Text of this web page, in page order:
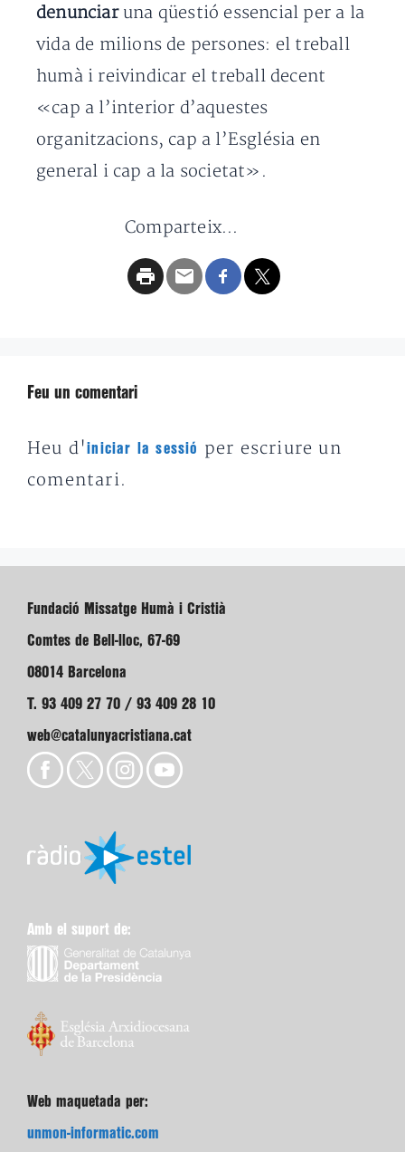
denunciar una qüestió essencial per a la
vida de milions de persones: el treball
humà i reivindicar el treball decent
«cap a l’interior d’aquestes
organitzacions, cap a l’Església en
general i cap a la societat».
Comparteix...
Feu un comentari
Heu d'iniciar la sessió
per escriure un
comentari.
Fundació Missatge Humà i Cristià
Comtes de Bell-lloc, 67-69
08014 Barcelona
T. 93 409 27 70 / 93 409 28 10
web@catalunyacristiana.cat
Amb el suport de:
Web maquetada per:
unmon-informatic.com